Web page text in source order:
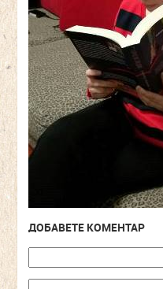
ДОБАВЕТЕ КОМЕНТАР